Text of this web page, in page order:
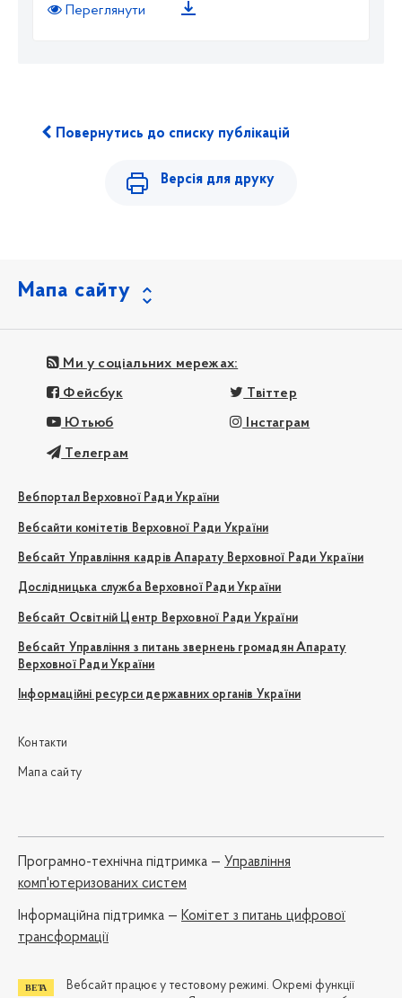
Переглянути
Повернутись до списку публікацій
Версія для друку
Мапа сайту
Ми у соціальних мережах:
Фейсбук Твіттер
Ютьюб Інстаграм
Телеграм
Вебпортал Верховної Ради України
Вебсайти комітетів Верховної Ради України
Вебсайт Управління кадрів Апарату Верховної Ради України
Дослідницька служба Верховної Ради України
Вебсайт Освітній Центр Верховної Ради України
Вебсайт Управління з питань звернень громадян Апарату
Верховної Ради України
Інформаційні ресурси державних органів України
Контакти
Мапа сайту
Програмно-технічна підтримка — Управління
комп'ютеризованих систем
Iнформаційна підтримка — Комітет з питань цифрової
трансформації
Вебсайт працює у тестовому режимі. Окремі функції